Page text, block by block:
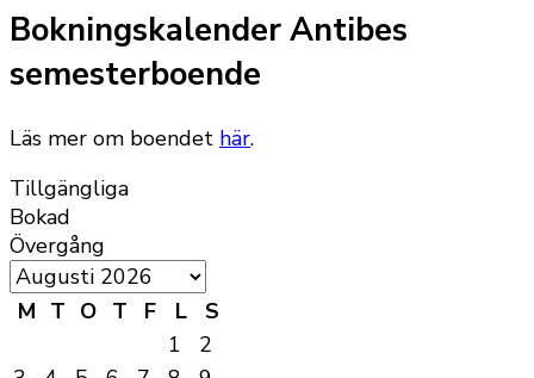
Bokningskalender Antibes
semesterboende
Läs mer om boendet här.
Tillgängliga
Bokad
Övergång
M T O T F L
S
1
2